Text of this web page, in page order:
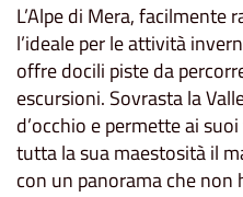
L’Alpe di Mera, facilmente
l’ideale per le attività
offre docili piste da
escursioni. Sovrasta la
d’occhio e permette ai
tutta la sua maestosità il
con un panorama che non